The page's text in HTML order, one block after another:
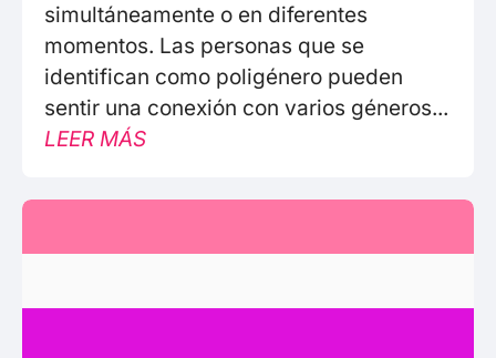
simultáneamente o en diferentes
momentos. Las personas que se
identifican como poligénero pueden
sentir una conexión con varios géneros...
LEER MÁS